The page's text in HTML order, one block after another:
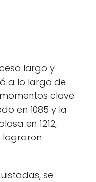
largo y
a lo largo de
clave
en 1085 y la
en 1212,
lograron
se